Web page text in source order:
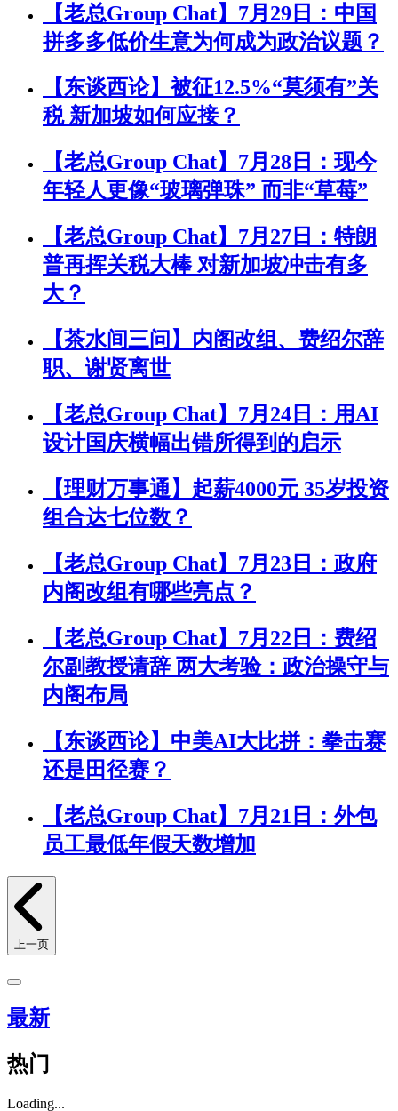
【老总Group Chat】7月29日：中国
拼多多低价生意为何成为政治议题？
【东谈西论】被征12.5%“莫须有”关
税 新加坡如何应接？
【老总Group Chat】7月28日：现今
年轻人更像“玻璃弹珠” 而非“草莓”
【老总Group Chat】7月27日：特朗
普再挥关税大棒 对新加坡冲击有多
大？
【茶水间三问】内阁改组、费绍尔辞
职、谢贤离世
【老总Group Chat】7月24日：用AI
设计国庆横幅出错所得到的启示
【理财万事通】起薪4000元 35岁投资
组合达七位数？
【老总Group Chat】7月23日：政府
内阁改组有哪些亮点？
【老总Group Chat】7月22日：费绍
尔副教授请辞 两大考验：政治操守与
内阁布局
【东谈西论】中美AI大比拼：拳击赛
还是田径赛？
【老总Group Chat】7月21日：外包
员工最低年假天数增加
上一页
最新
热门
Loading...